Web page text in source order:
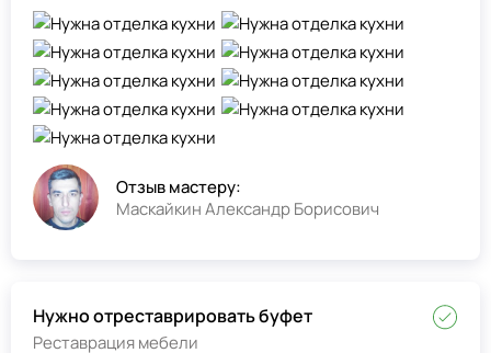
Отзыв мастеру:
Маскайкин Александр Борисович
Нужно отреставрировать буфет
Реставрация мебели